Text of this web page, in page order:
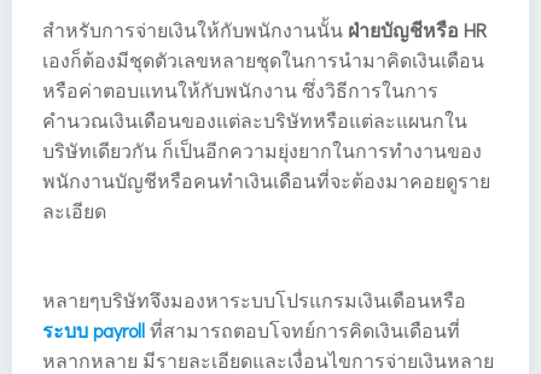
สำหรับการจ่ายเงินให้กับพนักงานนั้น ฝ่ายบัญชีหรือ HR
เองก็ต้องมีชุดตัวเลขหลายชุดในการนำมาคิดเงินเดือน
หรือค่าตอบแทนให้กับพนักงาน ซึ่งวิธีการในการ
คำนวณเงินเดือนของแต่ละบริษัทหรือแต่ละแผนกใน
บริษัทเดียวกัน ก็เป็นอีกความยุ่งยากในการทำงานของ
พนักงานบัญชีหรือคนทำเงินเดือนที่จะต้องมาคอยดูราย
ละเอียด
หลายๆบริษัทจึงมองหาระบบโปรแกรมเงินเดือนหรือ
ระบบ payrollที่สามารถตอบโจทย์การคิดเงินเดือนที่
หลากหลาย มีรายละเอียดและเงื่อนไขการจ่ายเงินหลาย